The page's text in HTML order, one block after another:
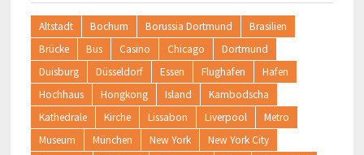
Altstadt Bochum Borussia Dortmund
Brasilien
Brücke
Bus Casino Chicago
Dortmund
Duisburg
Düsseldorf Essen Flughafen
Hafen
Hochhaus
Hongkong Island
Kambodscha
Kathedrale
Kirche Lissabon Liverpool
Metro
Museum
München New York
New York City